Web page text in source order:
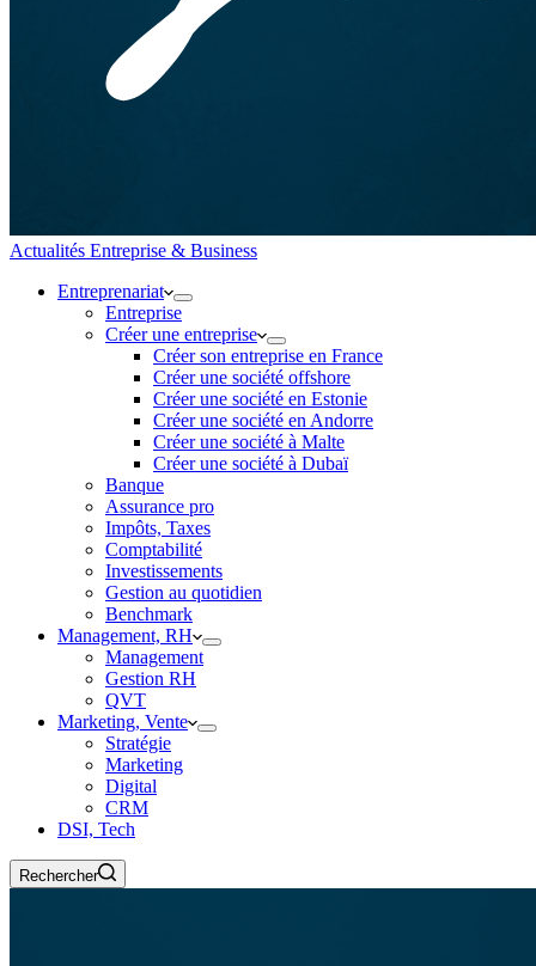
Actualités Entreprise & Business
Entreprenariat
Entreprise
Créer une entreprise
Créer son entreprise en France
Créer une société offshore
Créer une société en Estonie
Créer une société en Andorre
Créer une société à Malte
Créer une société à Dubaï
Banque
Assurance pro
Impôts, Taxes
Comptabilité
Investissements
Gestion au quotidien
Benchmark
Management, RH
Management
Gestion RH
QVT
Marketing, Vente
Stratégie
Marketing
Digital
CRM
DSI, Tech
Rechercher